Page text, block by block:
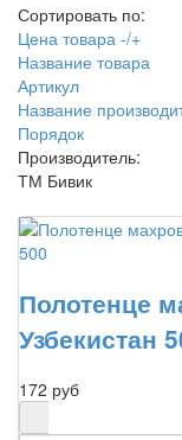
Сортировать по:
Цена товара -/+
Название товара
Артикул
Название
Порядок
Производитель:
ТМ Бивик
Полотенце
Узбекистан
172 руб